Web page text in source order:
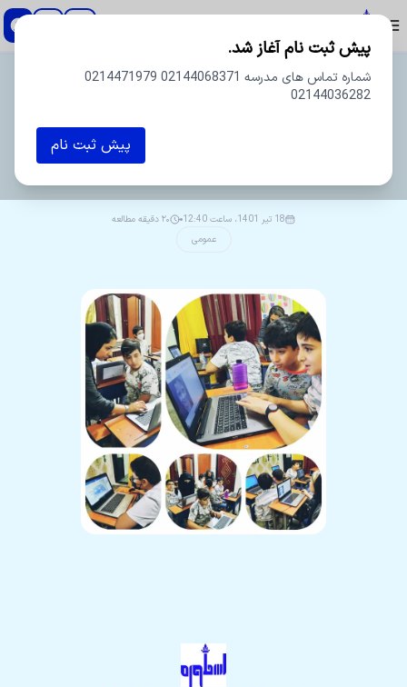
پیش ثبت نام آغاز شد.
شماره تماس های مدرسه 02144068371 0214471979
02144036282
پیش ثبت نام
عمومی
18 تیر 1401، ساعت 12:40 ۲۰ دقیقه مطالعه